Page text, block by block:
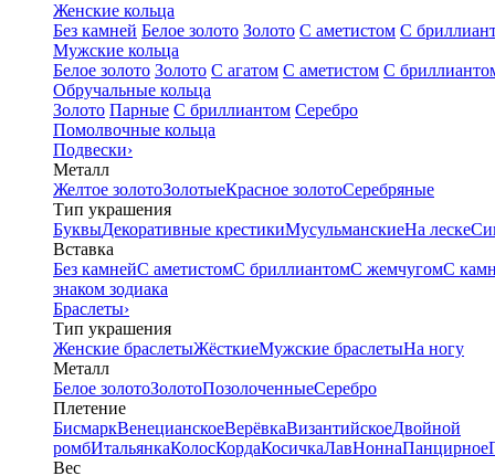
Женские кольца
Без камней Белое золото Золото С аметистом С
Мужские кольца
Белое золото Золото С агатом С аметистом С
Обручальные кольца
Золото Парные С бриллиантом Серебро
Помолвочные кольца
Подвески›
Металл
Желтое золотоЗолотыеКрасное золотоСеребряные
Тип украшения
БуквыДекоративные крестикиМусульманскиеНа леске
Вставка
Без камнейС аметистомС бриллиантомС жемчугомС
знаком зодиака
Браслеты›
Тип украшения
Женские браслетыЖёсткиеМужские браслетыНа ногу
Металл
Белое золотоЗолотоПозолоченныеСеребро
Плетение
БисмаркВенецианскоеВерёвкаВизантийскоеДвойной
ромбИтальянкаКолосКордаКосичкаЛавНоннаПанцирное
Вес